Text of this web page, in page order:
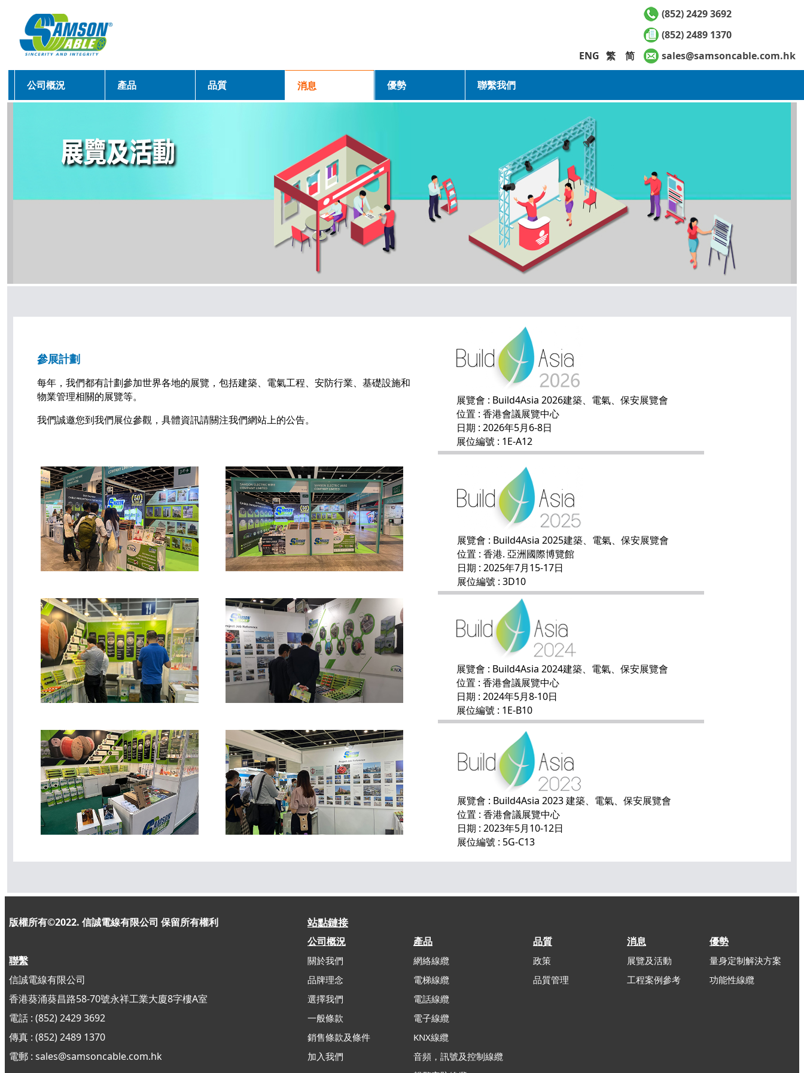
(852) 2429 3692
(852) 2489 1370
ENG 繁 简 sales@samsoncable.com.hk
公司概況 產品 品質 消息 優勢 聯繫我們
參展計劃
每年，我們都有計劃參加世界各地的展覽，包括建築、電氣工程、安防行業、基礎設施和
物業管理相關的展覽等。
我們誠邀您到我們展位參觀，具體資訊請關注我們網站上的公告。
展覽會 : Build4Asia 2026建築、電氣、保安展覽會
位置 : 香港會議展覽中心
日期 : 2026年5月6-8日
展位編號 : 1E-A12
展覽會 : Build4Asia 2025建築、電氣、保安展覽會
位置 : 香港. 亞洲國際博覽館
日期 : 2025年7月15-17日
展位編號 : 3D10
展覽會 : Build4Asia 2024建築、電氣、保安展覽會
位置 : 香港會議展覽中心
日期 : 2024年5月8-10日
展位編號 : 1E-B10
展覽會 : Build4Asia 2023建築、電氣、保安展覽會
位置 : 香港會議展覽中心
日期 : 2023年5月10-12日
展位編號 : 5G-C13
版權所有©2022. 信誠電線有限公司 保留所有權利 站點鏈接
公司概況 產品 品質 消息
優勢
聯繫
關於我們 網絡線纜 政策 展覽及活動 量身定制解決方案
信誠電線有限公司 品牌理念 電梯線纜 品質管理 工程案例參考 功能性線纜
香港葵涌葵昌路58-70號永祥工業大廈8字樓A室 選擇我們 電話線纜
電話 : (852) 2429 3692 一般條款 電子線纜
傳真 : (852)2489 1370 銷售條款及條件 KNX線纜
電郵 : sales@samsoncable.com.hk 加入我們
音頻，訊號及控制線纜